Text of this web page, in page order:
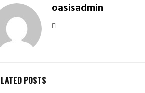
oasisadmin
POSTS